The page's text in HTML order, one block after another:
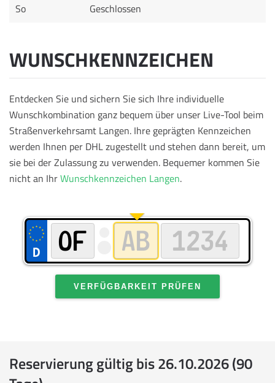
So
Geschlossen
WUNSCHKENNZEICHEN
Entdecken Sie und sichern Sie sich Ihre individuelle
Wunschkombination ganz bequem über unser Live-Tool beim
Straßenverkehrsamt Langen. Ihre geprägten Kennzeichen
werden Ihnen per DHL zugestellt und stehen dann bereit, um
sie bei der Zulassung zu verwenden. Bequemer kommen Sie
nicht an IhrWunschkennzeichen Langen.
VERFÜGBARKEIT PRÜFEN
Reservierung gültig bis 26.10.2026 (90